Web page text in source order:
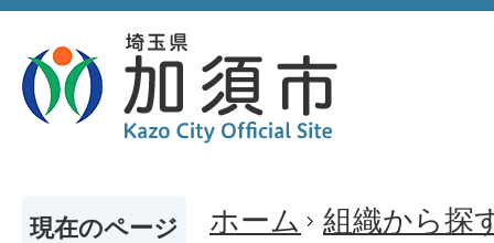
現在のページ ホーム 組織から探